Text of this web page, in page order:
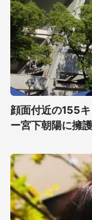
顔面付近の155
ー宮下朝陽に擁